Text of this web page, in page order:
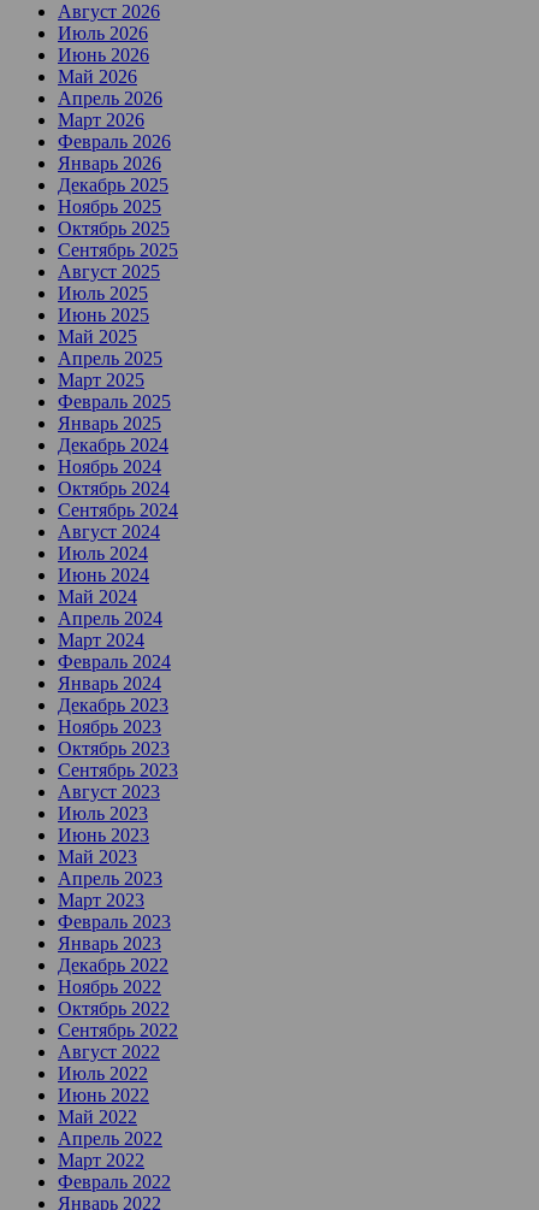
Август 2026
Июль 2026
Июнь 2026
Май 2026
Апрель 2026
Март 2026
Февраль 2026
Январь 2026
Декабрь 2025
Ноябрь 2025
Октябрь 2025
Сентябрь 2025
Август 2025
Июль 2025
Июнь 2025
Май 2025
Апрель 2025
Март 2025
Февраль 2025
Январь 2025
Декабрь 2024
Ноябрь 2024
Октябрь 2024
Сентябрь 2024
Август 2024
Июль 2024
Июнь 2024
Май 2024
Апрель 2024
Март 2024
Февраль 2024
Январь 2024
Декабрь 2023
Ноябрь 2023
Октябрь 2023
Сентябрь 2023
Август 2023
Июль 2023
Июнь 2023
Май 2023
Апрель 2023
Март 2023
Февраль 2023
Январь 2023
Декабрь 2022
Ноябрь 2022
Октябрь 2022
Сентябрь 2022
Август 2022
Июль 2022
Июнь 2022
Май 2022
Апрель 2022
Март 2022
Февраль 2022
Январь 2022